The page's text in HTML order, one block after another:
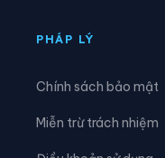
Xã Hưng Phú
PHÁP LÝ
Chính sách bảo mật
Miễn trừ trách nhiệm